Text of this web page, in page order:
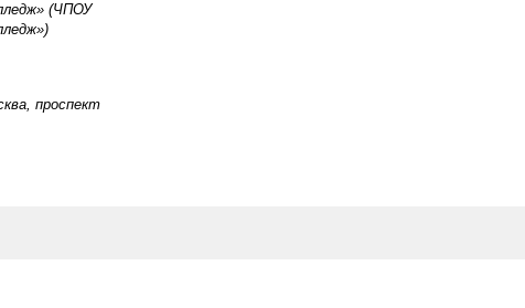
(ЧПОУ
проспект